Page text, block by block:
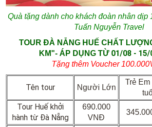
Quà tặng dành cho khách đoàn nhân dịp
Tuấn Nguyễn Travel
TOUR ĐÀ NẴNG HUẾ CHẤT
KM"- ÁP DỤNG TỪ 01/08- 15/
Tặng thêm Voucher
Tên tour Người Lớn
Trẻ Em
Tour Huế khởi
hành từ Đà Nẵng
690.000
VNĐ